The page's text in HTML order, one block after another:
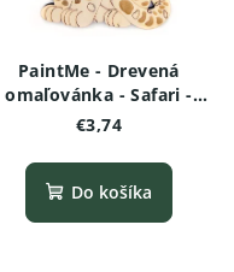
PaintMe - Drevená
omaľovánka - Safari -
Leopard
€3,74
Do košíka